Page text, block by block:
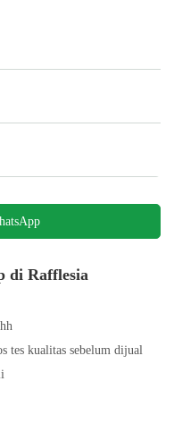
di Rafflesia
tes kualitas sebelum dijual